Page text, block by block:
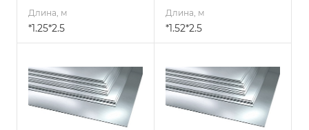
Длина, м
*1.25*2.5
Длина, м
*1.52*2.5